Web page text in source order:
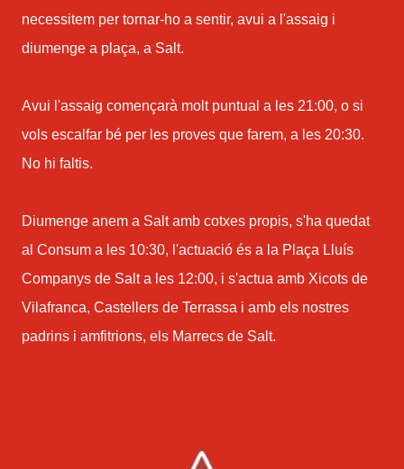
necessitem per tornar-ho a sentir, avui a l'assaig i
diumenge a plaça, a Salt.
Avui l'assaig començarà molt puntual a les 21:00, o si
vols escalfar bé per les proves que farem, a les 20:30.
No hi faltis.
Diumenge anem a Salt amb cotxes propis, s'ha quedat
al Consum a les 10:30, l'actuació és a la Plaça Lluís
Companys de Salt a les 12:00, i s'actua amb Xicots de
Vilafranca, Castellers de Terrassa i amb els nostres
padrins i amfitrions, els Marrecs de Salt.